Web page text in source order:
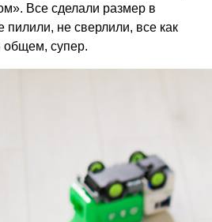
Все сделали размер в
пилили, не сверлили, все как
общем, супер.